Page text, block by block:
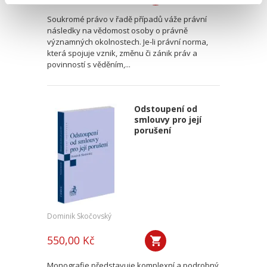
Soukromé právo v řadě případů váže právní
následky na vědomost osoby o právně
významných okolnostech. Je-li právní norma,
která spojuje vznik, změnu či zánik práv a
povinností s věděním,...
Odstoupení od
smlouvy pro její
porušení
Dominik Skočovský
550,00 Kč